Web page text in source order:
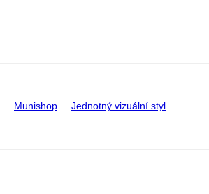
Munishop Jednotný vizuální styl